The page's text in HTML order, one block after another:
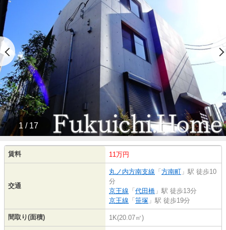
1 / 17
賃料 11万円
交通
丸ノ内方南支線 「 方南町 」駅 徒歩10
分
京王線 「 代田橋 」駅 徒歩13分
京王線 「 笹塚 」駅 徒歩19分
間取り(面積) 1K(20.07㎡)